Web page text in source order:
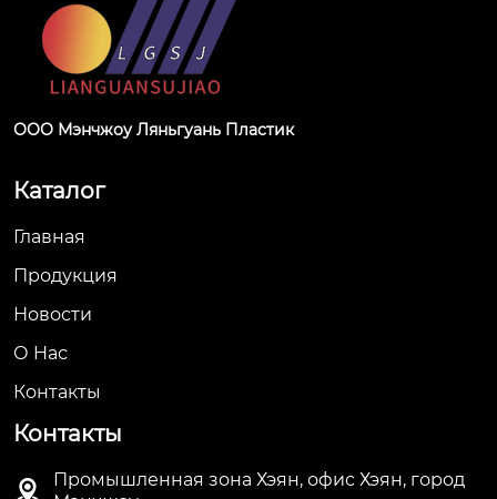
ООО Мэнчжоу Ляньгуань Пластик
Каталог
Главная
Продукция
Новости
О Hас
Контакты
Контакты

Промышленная зона Хэян, офис Хэян, город